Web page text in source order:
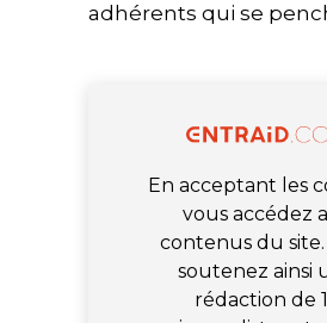
adhérents qui se
En acceptant les
vous accédez
contenus du site.
soutenez ainsi
rédaction de